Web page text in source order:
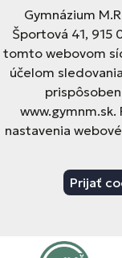
Gymnázium
Športová 41, 915
tomto webovom
účelom
nastavenia
Prijať